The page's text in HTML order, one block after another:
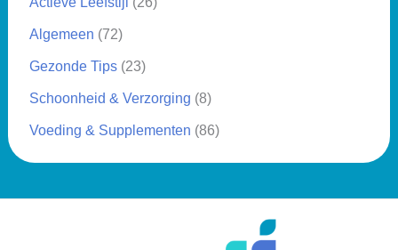
Algemeen (72)
Gezonde Tips(23)
Schoonheid & Verzorging (8)
Voeding & Supplementen (86)